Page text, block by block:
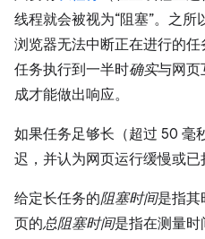
线程就会被视为“阻塞”。之所
浏览器无法中断正在进行的
任务执行到一半时确实与网页
成才能做出响应。
如果任务足够长（超过 50 毫
迟，并认为网页运行缓慢或已
给定长任务的阻塞时间是指其
页的总阻塞时间是指在测量